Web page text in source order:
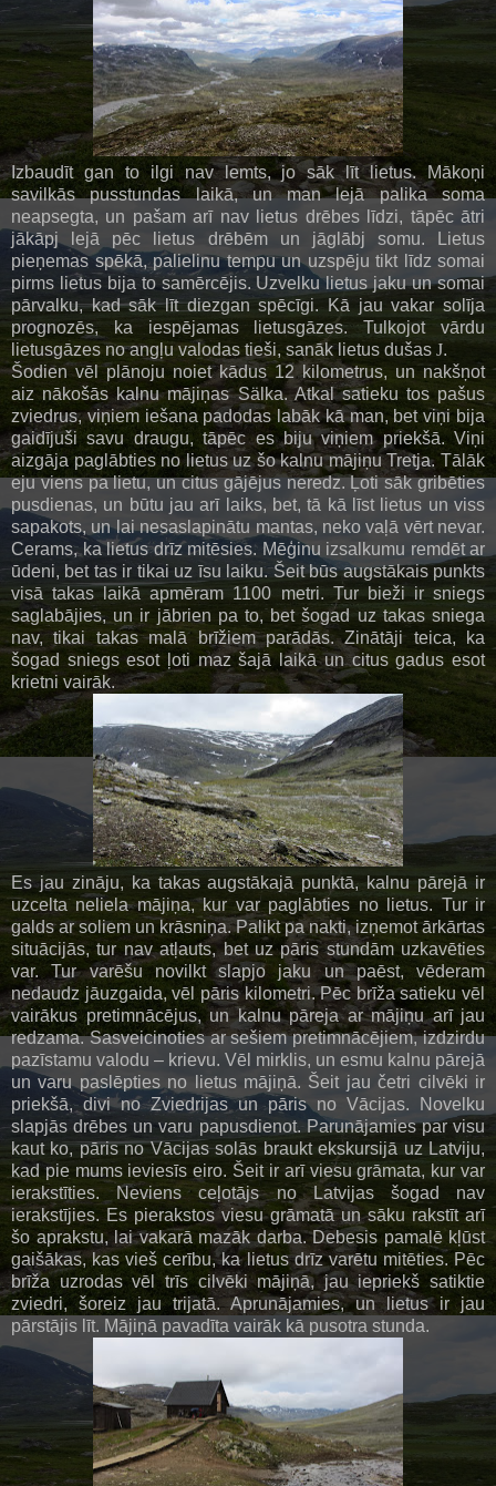
Izbaudīt gan to ilgi nav lemts, jo sāk līt lietus. Mākoņi
savilkās pusstundas laikā, un man lejā palika soma
neapsegta, un pašam arī nav lietus drēbes līdzi, tāpēc ātri
jākāpj lejā pēc lietus drēbēm un jāglābj somu. Lietus
pieņemas spēkā, palielinu tempu un uzspēju tikt līdz somai
pirms lietus bija to samērcējis. Uzvelku lietus jaku un somai
pārvalku, kad sāk līt diezgan spēcīgi. Kā jau vakar solīja
prognozēs, ka iespējamas lietusgāzes. Tulkojot vārdu
lietusgāzes no angļu valodas tieši, sanāk lietus dušas J.
Šodien vēl plānoju noiet kādus 12 kilometrus, un nakšņot
aiz nākošās kalnu mājiņas Sälka. Atkal satieku tos pašus
zviedrus, viņiem iešana padodas labāk kā man, bet viņi bija
gaidījuši savu draugu, tāpēc es biju viņiem priekšā. Viņi
aizgāja paglābties no lietus uz šo kalnu mājiņu Tretja. Tālāk
eju viens pa lietu, un citus gājējus neredz. Ļoti sāk gribēties
pusdienas, un būtu jau arī laiks, bet, tā kā līst lietus un viss
sapakots, un lai nesaslapinātu mantas, neko vaļā vērt nevar.
Cerams, ka lietus drīz mitēsies. Mēģinu izsalkumu remdēt ar
ūdeni, bet tas ir tikai uz īsu laiku. Šeit būs augstākais punkts
visā takas laikā apmēram 1100 metri. Tur bieži ir sniegs
saglabājies, un ir jābrien pa to, bet šogad uz takas sniega
nav, tikai takas malā brīžiem parādās. Zinātāji teica, ka
šogad sniegs esot ļoti maz šajā laikā un citus gadus esot
krietni vairāk.
Es jau zināju, ka takas augstākajā punktā, kalnu pārejā ir
uzcelta neliela mājiņa, kur var paglābties no lietus. Tur ir
galds ar soliem un krāsniņa. Palikt pa nakti, izņemot ārkārtas
situācijās, tur nav atļauts, bet uz pāris stundām uzkavēties
var. Tur varēšu novilkt slapjo jaku un paēst, vēderam
nedaudz jāuzgaida, vēl pāris kilometri. Pēc brīža satieku vēl
vairākus pretimnācējus, un kalnu pāreja ar mājiņu arī jau
redzama. Sasveicinoties ar sešiem pretimnācējiem, izdzirdu
pazīstamu valodu – krievu. Vēl mirklis, un esmu kalnu pārejā
un varu paslēpties no lietus mājiņā. Šeit jau četri cilvēki ir
priekšā, divi no Zviedrijas un pāris no Vācijas. Novelku
slapjās drēbes un varu papusdienot. Parunājamies par visu
kaut ko, pāris no Vācijas solās braukt ekskursijā uz Latviju,
kad pie mums ieviesīs eiro. Šeit ir arī viesu grāmata, kur var
ierakstīties. Neviens ceļotājs no Latvijas šogad nav
ierakstījies. Es pierakstos viesu grāmatā un sāku rakstīt arī
šo aprakstu, lai vakarā mazāk darba. Debesis pamalē kļūst
gaišākas, kas vieš cerību, ka lietus drīz varētu mitēties. Pēc
brīža uzrodas vēl trīs cilvēki mājiņā, jau iepriekš satiktie
zviedri, šoreiz jau trijatā. Aprunājamies, un lietus ir jau
pārstājis līt. Mājiņā pavadīta vairāk kā pusotra stunda.